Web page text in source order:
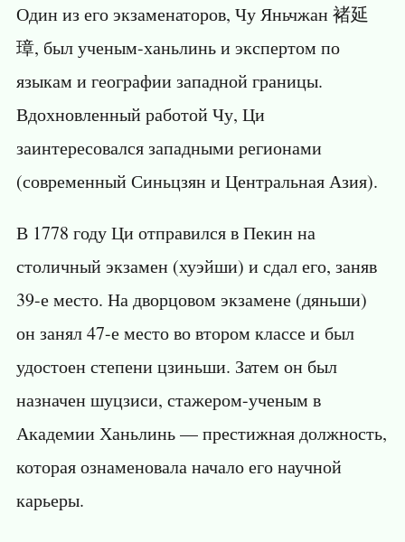
Один из его экзаменаторов, Чу Яньчжан 褚延
璋, был ученым-ханьлинь и экспертом по
языкам и географии западной границы.
Вдохновленный работой Чу, Ци
заинтересовался западными регионами
(современный Синьцзян и Центральная Азия).
В 1778 году Ци отправился в Пекин на
столичный экзамен (хуэйши) и сдал его, заняв
39-е место. На дворцовом экзамене (дяньши)
он занял 47-е место во втором классе и был
удостоен степени цзиньши. Затем он был
назначен шуцзиси, стажером-ученым в
Академии Ханьлинь — престижная должность,
которая ознаменовала начало его научной
карьеры.